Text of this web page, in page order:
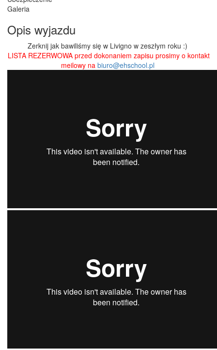
Galeria
Opis wyjazdu
Zerknij jak bawiliśmy się w Livigno w zeszłym roku :)
LISTA REZERWOWA przed dokonaniem zapisu prosimy o kontakt
meilowy na biuro@ehschool.pl